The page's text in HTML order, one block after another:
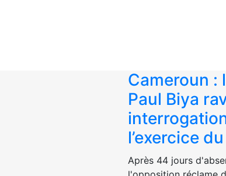
Cameroun :
Paul Biya
l’exercice
Après 44 jours